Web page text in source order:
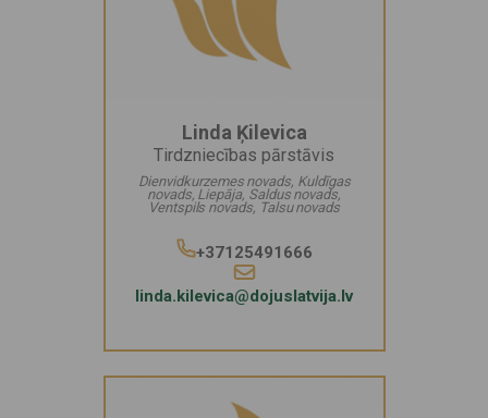
Linda Ķilevica
Tirdzniecības pārstāvis
Dienvidkurzemes novads, Kuldīgas
novads, Liepāja, Saldus novads,
Ventspils novads, Talsu novads
+37125491666
linda.kilevica@dojuslatvija.lv